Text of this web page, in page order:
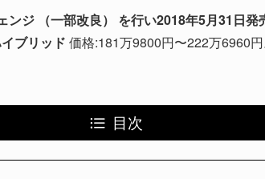
ンジ （一部改良） を行い2018年5月31日発
ブリッド 価格:181万9800円〜222万6960円
目次